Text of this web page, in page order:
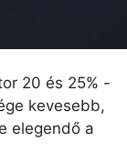
20 és 25% -
kevesebb,
elegendő a